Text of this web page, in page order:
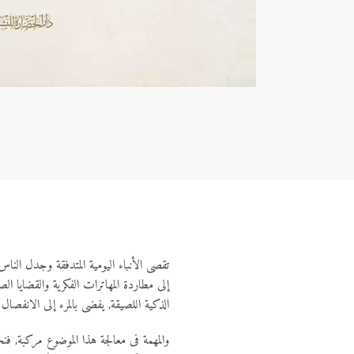
تقصى الأنباء اليومية المتدفقة وجدل
إلى مطاردة المهاترات الفكرية والقضايا
الذكية اللصيقة, يفضى بالمرء إلى
والمهمة فى معالجة هذا الموضوع